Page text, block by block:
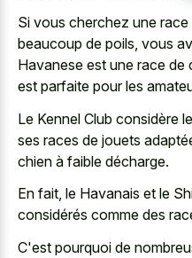
Si vous cherchez une
beaucoup de poils, vous
Havanese est une race de
est parfaite pour les
Le Kennel Club considère
ses races de jouets
chien à faible décharge.
En fait, le Havanais et le
considérés comme des
C'est pourquoi de